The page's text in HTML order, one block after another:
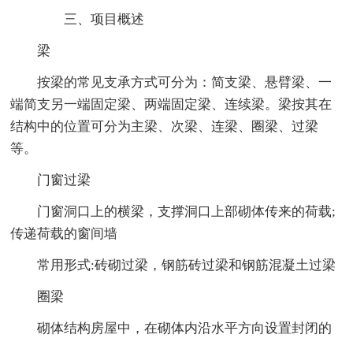
三、项目概述
梁
按梁的常见支承方式可分为：简支梁、悬臂梁、一
端简支另一端固定梁、两端固定梁、连续梁。梁按其在
结构中的位置可分为主梁、次梁、连梁、圈梁、过梁
等。
门窗过梁
门窗洞口上的横梁，支撑洞口上部砌体传来的荷载;
传递荷载的窗间墙
常用形式:砖砌过梁，钢筋砖过梁和钢筋混凝土过梁
圈梁
砌体结构房屋中，在砌体内沿水平方向设置封闭的